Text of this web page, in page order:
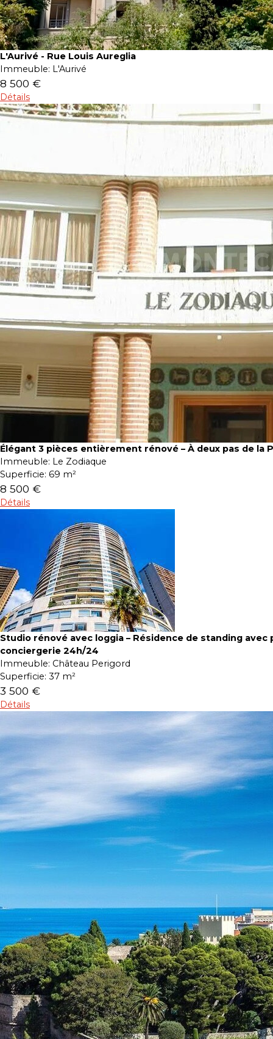
L'Aurivé - Rue Louis Aureglia
Immeuble: L'Aurivé
8 500 €
Détails
Élégant 3 pièces entièrement rénové – À deux pas de la
Immeuble: Le Zodiaque
Superficie: 69 m²
8 500 €
Détails
Studio rénové avec loggia – Résidence de standing avec
conciergerie 24h/24
Immeuble: Château Perigord
Superficie: 37 m²
3 500 €
Détails